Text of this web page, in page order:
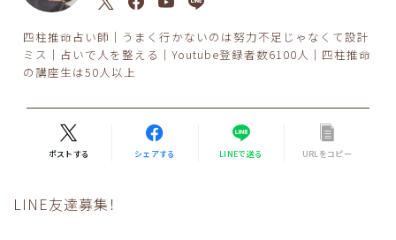
四柱推命占い師｜うまく行かないのは努力不足じゃなくて設計
ミス｜占いで人を整える｜Youtube登録者数6100人｜四柱推命
の講座生は50人以上
ポストする シェアする LINEで送る URLをコピー
LINE友達募集！